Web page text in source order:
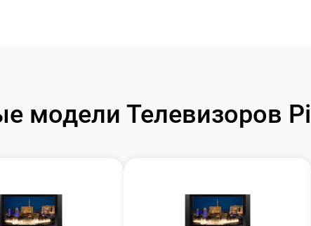
модели Телевизоров